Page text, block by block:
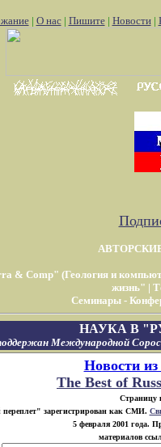
| О нас| Пишите| Новости|
& Comp" (Геология и
жизнь" |
Семинары -
НАУКА В
Международной
Новости
The Best of
Страницу
переплет" зарегистрирован как СМИ.
5 февраля 2001 года.
материалов